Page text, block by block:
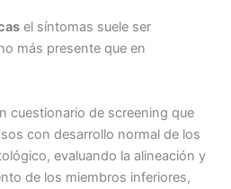
el síntomas suele ser
más presente que en
cuestionario de screening que
con desarrollo normal de los
evaluando la alineación y
de los miembros inferiores,